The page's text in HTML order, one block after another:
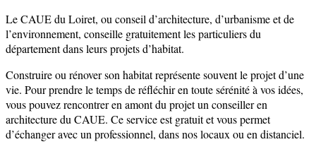
Le CAUE du Loiret, ou conseil d’architecture, d’urbanisme et de
l’environnement, conseille gratuitement les particuliers du
département dans leurs projets d’habitat.
Construire ou rénover son habitat représente souvent le projet d’une
vie. Pour prendre le temps de réfléchir en toute sérénité à vos idées,
vous pouvez rencontrer en amont du projet un conseiller en
architecture du CAUE. Ce service est gratuit et vous permet
d’échanger avec un professionnel, dans nos locaux ou en distanciel.